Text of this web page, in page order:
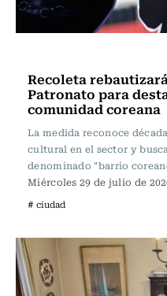
Recoleta
Patronato para
comunidad coreana
La medida reconoce
cultural en el sector y
denominado "barrio
Miércoles 29 de julio de
# ciudad